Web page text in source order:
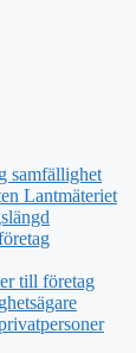
samfällighet
Lantmäteriet
till företag